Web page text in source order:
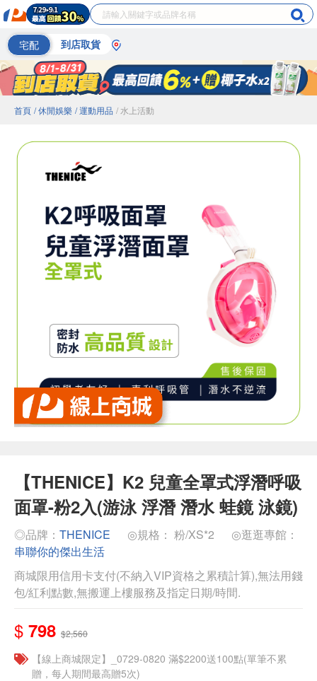
宅配 到店取貨
首頁 / 休閒娛樂 / 運動用品 / 水上活動
【THENICE】K2 兒童全罩式浮潛呼吸
面罩-粉2入(游泳 浮潛 潛水 蛙鏡 泳鏡)
◎品牌： THENICE ◎規格： 粉/XS*2
◎逛逛專館：
串聯你的傑出生活
商城限用信用卡支付(不納入VIP資格之累積計算),無法用錢
包/紅利點數,無搬運上樓服務及指定日期/時間.
$ 798 $2,560
【線上商城限定】_0729-0820 滿$2200送100點(單筆不累
贈，每人期間最高贈5次)